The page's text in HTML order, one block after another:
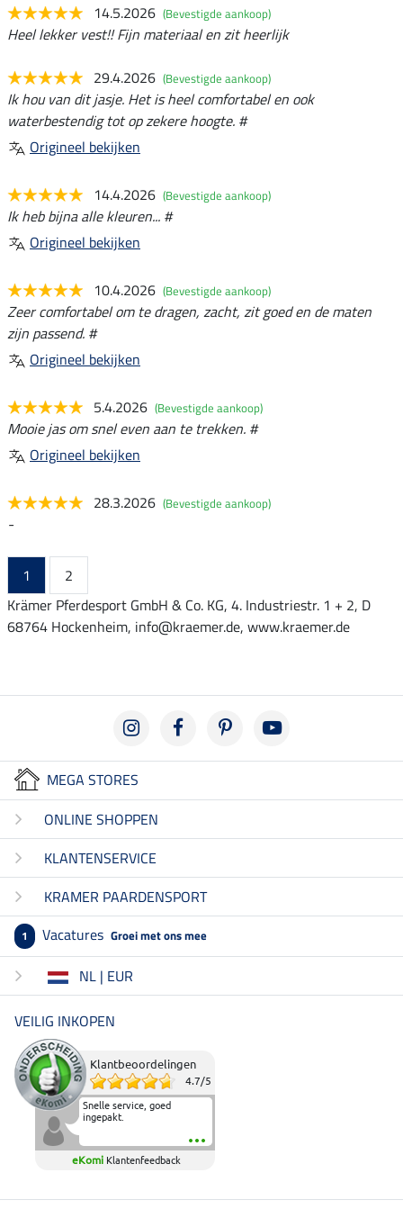
14.5.2026 (Bevestigde aankoop)
Heel lekker vest!! Fijn materiaal en zit heerlijk
29.4.2026 (Bevestigde aankoop)
Ik hou van dit jasje. Het is heel comfortabel en ook
waterbestendig tot op zekere hoogte. #
Origineel bekijken
14.4.2026 (Bevestigde aankoop)
Ik heb bijna alle kleuren... #
Origineel bekijken
10.4.2026 (Bevestigde aankoop)
Zeer comfortabel om te dragen, zacht, zit goed en de maten
zijn passend. #
Origineel bekijken
5.4.2026 (Bevestigde aankoop)
Mooie jas om snel even aan te trekken. #
Origineel bekijken
28.3.2026 (Bevestigde aankoop)
-
1
2
Krämer Pferdesport GmbH & Co. KG, 4. Industriestr. 1 + 2, D
68764 Hockenheim, info@kraemer.de, www.kraemer.de
MEGA STORES
ONLINE SHOPPEN
KLANTENSERVICE
KRAMER PAARDENSPORT
1 Vacatures Groei met ons mee
NL | EUR
VEILIG INKOPEN
Klantbeoordelingen
4.7/5
Snelle service, goed
ingepakt.
eKomi Klantenfeedback